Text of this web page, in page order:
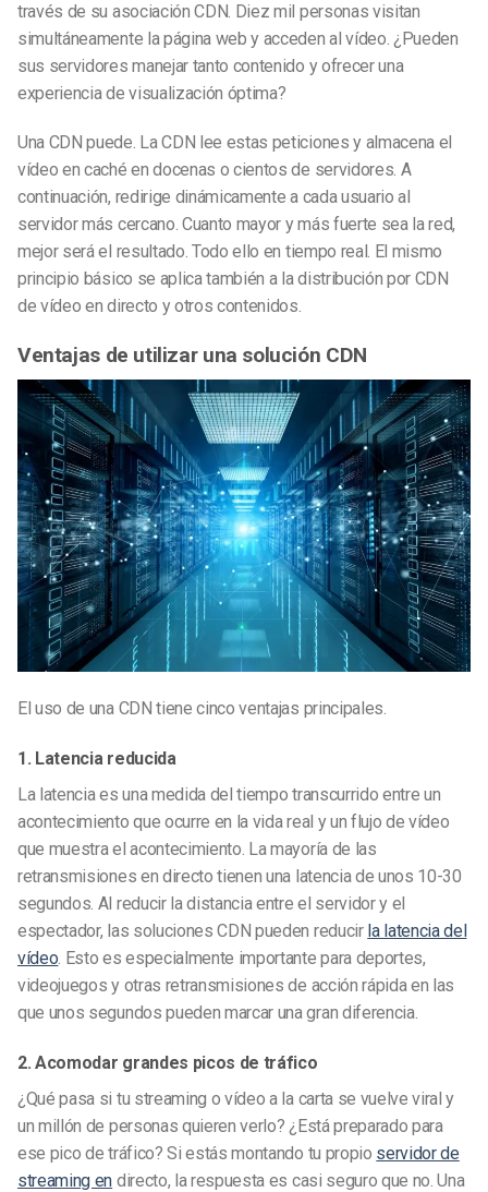
través de su asociación CDN. Diez mil personas visitan
simultáneamente la página web y acceden al vídeo. ¿Pueden
sus servidores manejar tanto contenido y ofrecer una
experiencia de visualización óptima?
Una CDN puede. La CDN lee estas peticiones y almacena el
vídeo en caché en docenas o cientos de servidores. A
continuación, redirige dinámicamente a cada usuario al
servidor más cercano. Cuanto mayor y más fuerte sea la red,
mejor será el resultado. Todo ello en tiempo real. El mismo
principio básico se aplica también a la distribución por CDN
de vídeo en directo y otros contenidos.
Ventajas de utilizar una solución CDN
El uso de una CDN tiene cinco ventajas principales.
1. Latencia reducida
La latencia es una medida del tiempo transcurrido entre un
acontecimiento que ocurre en la vida real y un flujo de vídeo
que muestra el acontecimiento. La mayoría de las
retransmisiones en directo tienen una latencia de unos 10-30
segundos. Al reducir la distancia entre el servidor y el
espectador, las soluciones CDN pueden reducir la latencia del
vídeo. Esto es especialmente importante para deportes,
videojuegos y otras retransmisiones de acción rápida en las
que unos segundos pueden marcar una gran diferencia.
2. Acomodar grandes picos de tráfico
¿Qué pasa si tu streaming o vídeo a la carta se vuelve viral y
un millón de personas quieren verlo? ¿Está preparado para
ese pico de tráfico? Si estás montando tu propio servidor de
streaming en directo, la respuesta es casi seguro que no. Una